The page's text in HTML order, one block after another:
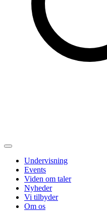
Undervisning
Events
Viden om taler
Nyheder
Vi tilbyder
Om os